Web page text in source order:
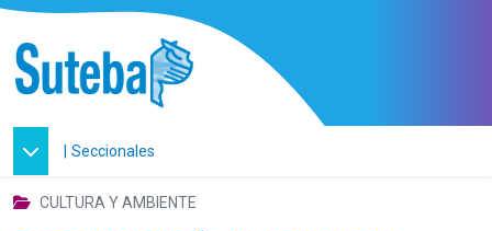
| Seccionales
CULTURA Y AMBIENTE